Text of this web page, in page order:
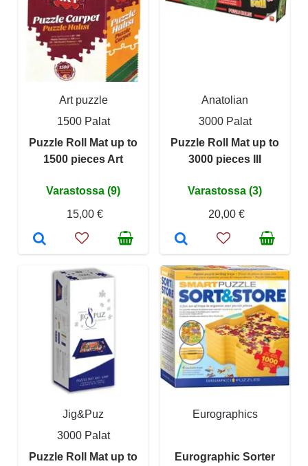
Art puzzle
1500 Palat
Puzzle Roll Mat up to
1500 pieces Art
Varastossa (9)
15,00 €
Anatolian
3000 Palat
Puzzle Roll Mat up to
3000 pieces III
Varastossa (3)
20,00 €
Jig&Puz
3000 Palat
Puzzle Roll Mat up to
Eurographics
Eurographic Sorter